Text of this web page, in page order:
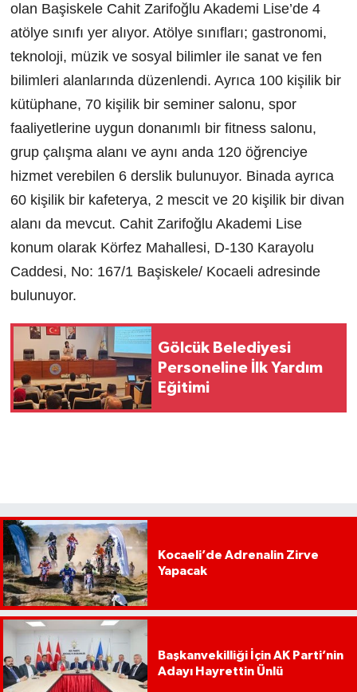
olan Başiskele Cahit Zarifoğlu Akademi Lise’de 4
atölye sınıfı yer alıyor. Atölye sınıfları; gastronomi,
teknoloji, müzik ve sosyal bilimler ile sanat ve fen
bilimleri alanlarında düzenlendi. Ayrıca 100 kişilik bir
kütüphane, 70 kişilik bir seminer salonu, spor
faaliyetlerine uygun donanımlı bir fitness salonu,
grup çalışma alanı ve aynı anda 120 öğrenciye
hizmet verebilen 6 derslik bulunuyor. Binada ayrıca
60 kişilik bir kafeterya, 2 mescit ve 20 kişilik bir divan
alanı da mevcut. Cahit Zarifoğlu Akademi Lise
konum olarak Körfez Mahallesi, D-130 Karayolu
Caddesi, No: 167/1 Başiskele/ Kocaeli adresinde
bulunuyor.
Gölcük Belediyesi
Personeline İlk Yardım
Eğitimi
Kocaeli’de Adrenalin Zirve
Yapacak
Başkanvekilliği İçin AK Parti’nin
Adayı Hayrettin Ünlü